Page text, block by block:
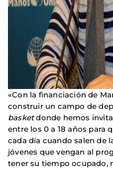
«Con la financiación de
construir un campo de
basketdonde hemos
entre los 0 a 18 años para
cada día cuando salen de
jóvenes que vengan al
tener su tiempo ocupado,